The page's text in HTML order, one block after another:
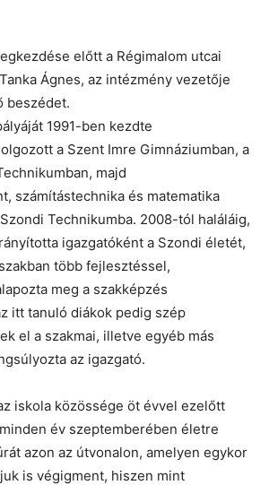
előtt a Régimalom utcai
Ágnes, az intézmény vezetője
beszédet.
1991-ben kezdte
a Szent Imre Gimnáziumban, a
majd
számítástechnika és matematika
Technikumba. 2008-tól haláláig,
igazgatóként a Szondi életét,
több fejlesztéssel,
meg a szakképzés
itt tanuló diákok pedig szép
el a szakmai, illetve egyéb más
az igazgató.
iskola közössége öt évvel ezelőtt
év szeptemberében életre
azon az útvonalon, amelyen egykor
is végigment, hiszen mint